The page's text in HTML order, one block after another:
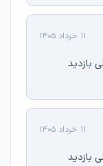
11 خرداد 1405
بازدید
11 خرداد 1405
بازدید